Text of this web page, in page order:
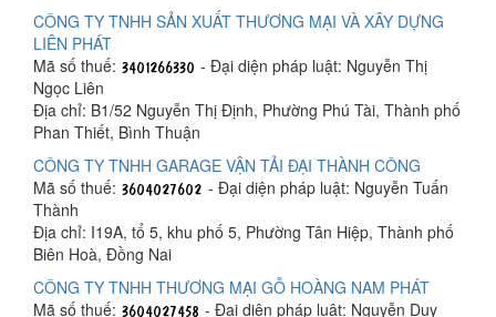
CÔNG TY TNHH SẢN XUẤT THƯƠNG MẠI VÀ XÂY DỰNG
LIÊN PHÁT
Mã số thuế:
- Đại diện pháp luật: Nguyễn Thị
Ngọc Liên
Địa chỉ: B1/52 Nguyễn Thị Định, Phường Phú Tài, Thành phố
Phan Thiết, Bình Thuận
CÔNG TY TNHH GARAGE VẬN TẢI ĐẠI THÀNH CÔNG
Mã số thuế:
- Đại diện pháp luật: Nguyễn Tuấn
Thành
Địa chỉ: I19A, tổ 5, khu phố 5, Phường Tân Hiệp, Thành phố
Biên Hoà, Đồng Nai
CÔNG TY TNHH THƯƠNG MẠI GỖ HOÀNG NAM PHÁT
Mã số thuế:
- Đại diện pháp luật: Nguyễn Duy